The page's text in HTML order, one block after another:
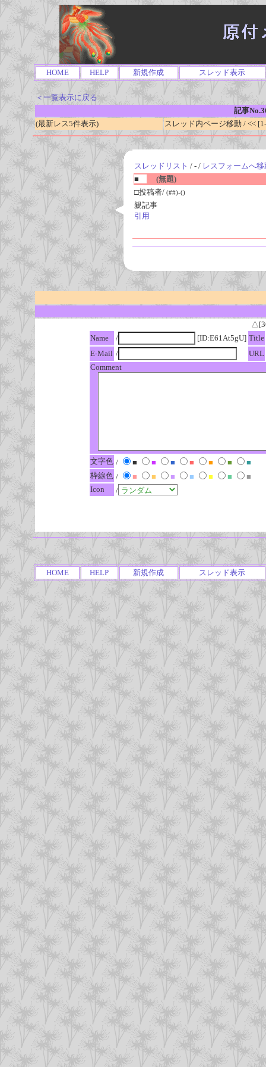
HOME HELP 新規作成 スレッド表示
＜一覧表示に戻る
記事
(最新レス5件表示)
スレッド内ページ移動 / <<
スレッドリスト / - / レスフォームへ移
■
(無題)
□投稿者/ (##)-()
親記事
引用
Name
/ [ID:E61At5gU] Title
E-Mail /
URL
Comment
文字色 / ■ ■ ■ ■ ■ ■
■
枠線色 / ■ ■ ■ ■ ■ ■
■
Icon
/
HOME HELP 新規作成 スレッド表示